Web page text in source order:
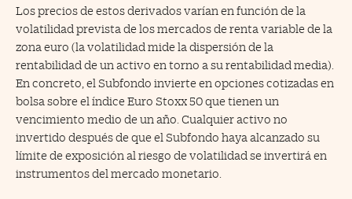
Los precios de estos derivados varían en función de la
volatilidad prevista de los mercados de renta variable de la
zona euro (la volatilidad mide la dispersión de la
rentabilidad de un activo en torno a su rentabilidad media).
En concreto, el Subfondo invierte en opciones cotizadas en
bolsa sobre el índice Euro Stoxx 50 que tienen un
vencimiento medio de un año. Cualquier activo no
invertido después de que el Subfondo haya alcanzado su
límite de exposición al riesgo de volatilidad se invertirá en
instrumentos del mercado monetario.